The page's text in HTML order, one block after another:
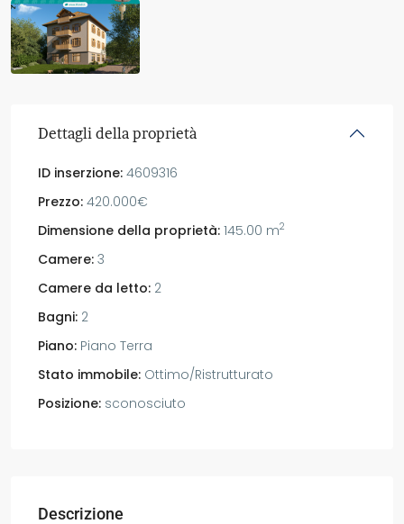
Dettagli della proprietà
ID inserzione: 4609316
Prezzo: 420.000€
Dimensione della proprietà: 145.00 m2
Camere: 3
Camere da letto: 2
Bagni: 2
Piano: Piano Terra
Stato immobile: Ottimo/Ristrutturato
Posizione: sconosciuto
Descrizione